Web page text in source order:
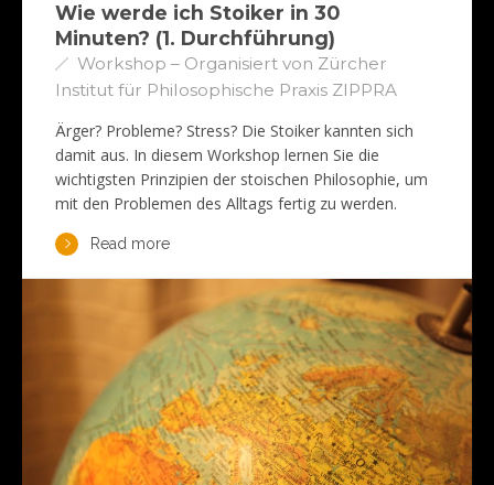
Wie werde ich Stoiker in 30
Minuten? (1. Durchführung)
Workshop – Organisiert von Zürcher
Institut für Philosophische Praxis ZIPPRA
Ärger? Probleme? Stress? Die Stoiker kannten sich
damit aus. In diesem Workshop lernen Sie die
wichtigsten Prinzipien der stoischen Philosophie, um
mit den Problemen des Alltags fertig zu werden.
Read more